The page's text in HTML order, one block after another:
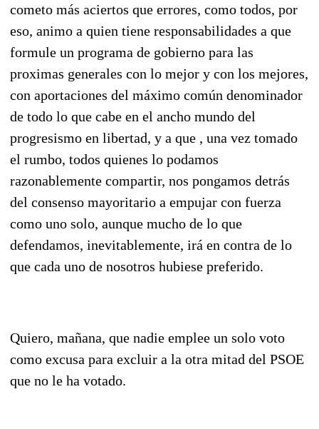
cometo más aciertos que errores, como todos, por
eso, animo a quien tiene responsabilidades a que
formule un programa de gobierno para las
proximas generales con lo mejor y con los mejores,
con aportaciones del máximo común denominador
de todo lo que cabe en el ancho mundo del
progresismo en libertad, y a que , una vez tomado
el rumbo, todos quienes lo podamos
razonablemente compartir, nos pongamos detrás
del consenso mayoritario a empujar con fuerza
como uno solo, aunque mucho de lo que
defendamos, inevitablemente, irá en contra de lo
que cada uno de nosotros hubiese preferido.
Quiero, mañana, que nadie emplee un solo voto
como excusa para excluir a la otra mitad del PSOE
que no le ha votado.